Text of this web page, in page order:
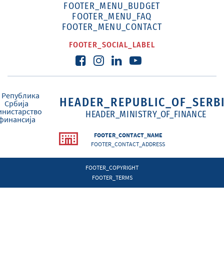
FOOTER_MENU_BUDGET
FOOTER_MENU_FAQ
FOOTER_MENU_CONTACT
FOOTER_SOCIAL_LABEL
HEADER_MINISTRY_OF_FINANCE
FOOTER_CONTACT_NAME
FOOTER_CONTACT_ADDRESS
FOOTER_COPYRIGHT
FOOTER_TERMS